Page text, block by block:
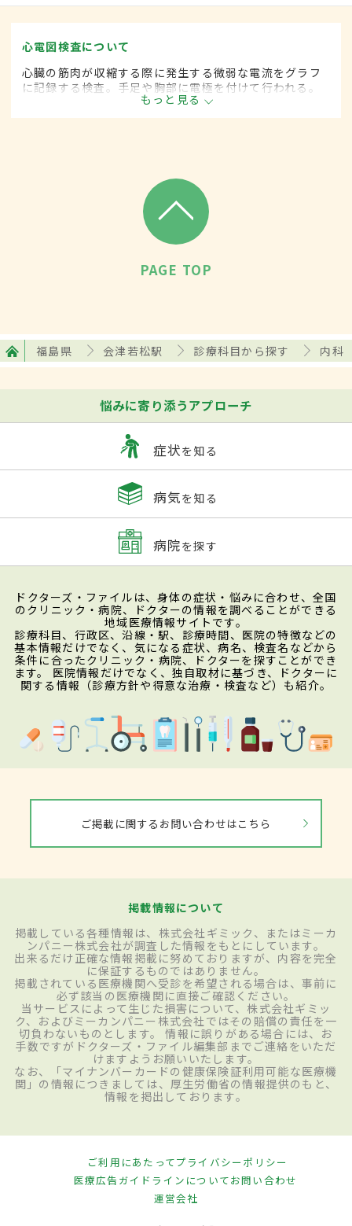
心電図検査について
心臓の筋肉が収縮する際に発生する微弱な電流をグラフ
に記録する検査。手足や胸部に電極を付けて行われる。
不整脈や狭心症、心筋梗塞、心肥大などを高い確率で発
見できる。
もっと見る
PAGE TOP
福島県 会津若松駅 診療科目から探す 内科
悩みに寄り添うアプローチ
症状を知る
病気を知る
病院を探す
ドクターズ・ファイルは、身体の症状・悩みに合わせ、全国
のクリニック・病院、ドクターの情報を調べることができる
地域医療情報サイトです。
診療科目、行政区、沿線・駅、診療時間、医院の特徴などの
基本情報だけでなく、気になる症状、病名、検査名などから
条件に合ったクリニック・病院、ドクターを探すことができ
ます。 医院情報だけでなく、独自取材に基づき、ドクターに
関する情報（診療方針や得意な治療・検査など）も紹介。
ご掲載に関するお問い合わせはこちら
掲載情報について
掲載している各種情報は、株式会社ギミック、またはミーカ
ンパニー株式会社が調査した情報をもとにしています。
出来るだけ正確な情報掲載に努めておりますが、内容を完全
に保証するものではありません。
掲載されている医療機関へ受診を希望される場合は、事前に
必ず該当の医療機関に直接ご確認ください。
当サービスによって生じた損害について、株式会社ギミッ
ク、およびミーカンパニー株式会社ではその賠償の責任を一
切負わないものとします。 情報に誤りがある場合には、お
手数ですがドクターズ・ファイル編集部までご連絡をいただ
けますようお願いいたします。
なお、「マイナンバーカードの健康保険証利用可能な医療機
関」の情報につきましては、厚生労働省の情報提供のもと、
情報を掲出しております。
ご利用にあたってプライバシーポリシー
医療広告ガイドラインについてお問い合わせ
運営会社